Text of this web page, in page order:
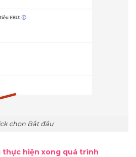
chọn Bắt đầu
thực hiện xong quá trình